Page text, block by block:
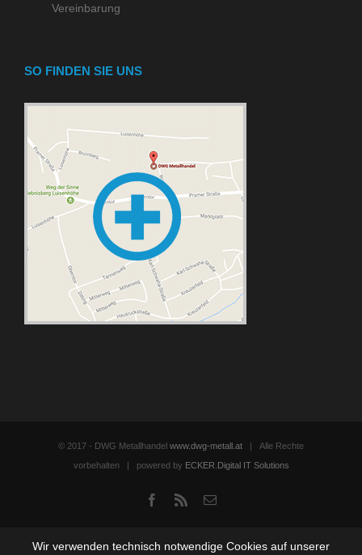
Vereinbarung
SO FINDEN SIE UNS
© 2017 - DWG Metallhandel www.dwg-metall.at | Alle Rechte
vorbehalten | powered by ECKER.Digital IT Solutions
Facebook
Rss Email
Wir verwenden technisch notwendige Cookies auf unserer